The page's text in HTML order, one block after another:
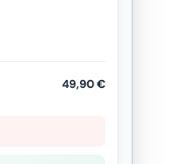
49,90 €